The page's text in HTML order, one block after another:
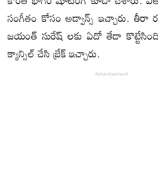
సంగీతం కోసం అడ్వాన్స్ ఇచ్చారు. తీరా
జయంత్ సురేష్ లకు ఏదో తేడా
క్యాన్సిల్ చేసి బ్రేక్ ఇచ్చారు.